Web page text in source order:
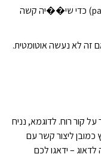
עדכנו את מערכת ההפעלה (patching) כדי שי��יה קשה
זה לא נעשה אוטומטית.
קור רוח. לדוגמא, נניח
כמובן ליצור קשר עם
– ידאגו לכם